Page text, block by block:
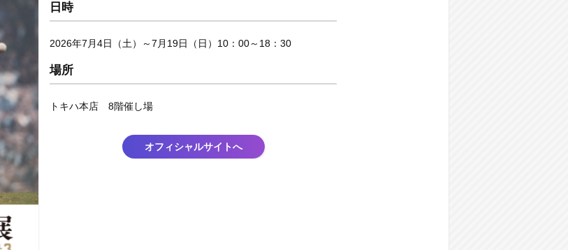
日時
2026年7月4日（土）～7月19日（日）10：00～18：30
場所
トキハ本店 8階催し場
オフィシャルサイトへ